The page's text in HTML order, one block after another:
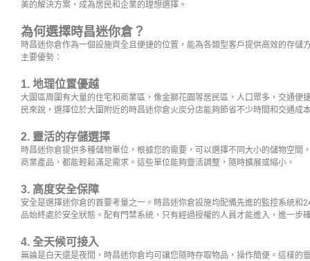
美的解決方案，成為居民和企業的理想選擇。
為何選擇時昌迷你倉？
時昌迷你倉作為一個設施齊全且便捷的位置，能為各類型客戶提供高效的存儲
主要優勢：
1. 地理位置優越
大圍區周圍有大量的住宅和商業區，像金獅花園等居民區，人口眾多，交通便
民來說，選擇位於大圍附近的時昌迷你倉火炭分店能夠節省不少時間和交通成
2. 靈活的存儲選擇
時昌迷你倉提供多種儲物單位，根據您的需要，可以選擇不同大小的儲物空間
商業產品，都能輕鬆滿足需求。這些單位能夠靈活調整，隨時擴展或縮小。
3. 高度安全保障
安全是選擇迷你倉的首要考量之一。時昌迷你倉設施均配備先進的監控系統和
品始終處於安全狀態。配有門禁系統，只有經過授權的人員才能進入，進一步
4. 全天候可接入
無論是白天還是夜間，時昌迷你倉均可讓您隨時存取物品，操作簡便。這樣的